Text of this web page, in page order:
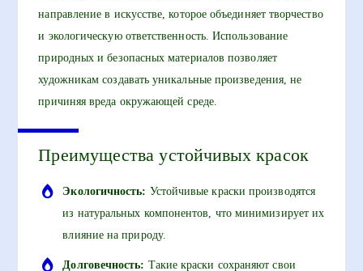
направление в искусстве, которое объединяет творчество
и экологическую ответственность. Использование
природных и безопасных материалов позволяет
художникам создавать уникальные произведения, не
причиняя вреда окружающей среде.
Преимущества устойчивых красок
Экологичность: Устойчивые краски производятся
из натуральных компонентов, что минимизирует их
влияние на природу.
Долговечность: Такие краски сохраняют свои